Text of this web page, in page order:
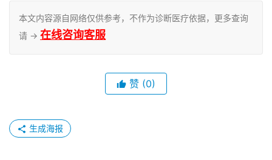
本文内容源自网络仅供参考，不作为诊断医疗依据，更多查询
请 → 在线咨询客服
赞 (0)
生成海报